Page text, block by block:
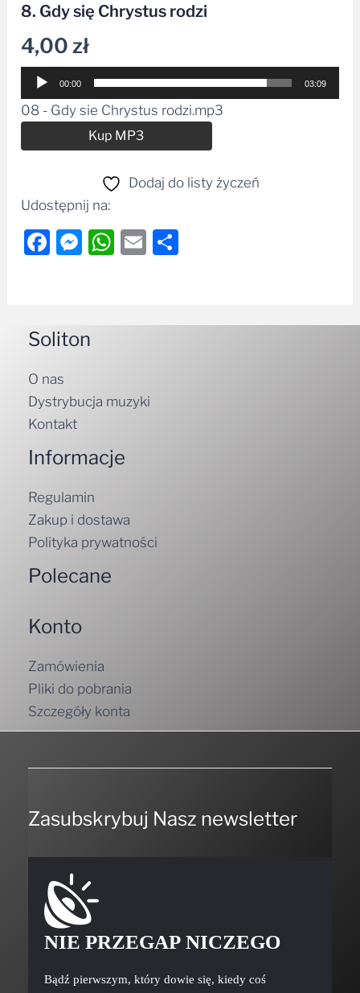
8. Gdy się Chrystus rodzi
4,00zł
Odtwarzacz
plików
dźwiękowych
00:00 03:09
08 - Gdy sie Chrystus rodzi.mp3
Kup MP3
Dodaj do listy życzeń
Udostępnij na:
Facebook
Messenger
WhatsApp
Email
Soliton
O nas
Dystrybucja muzyki
Kontakt
Informacje
Regulamin
Zakup i dostawa
Polityka prywatności
Polecane
Konto
Zamówienia
Pliki do pobrania
Szczegóły konta
Zasubskrybuj Nasz newsletter
NIE PRZEGAP NICZEGO
Bądź pierwszym, który dowie się, kiedy coś